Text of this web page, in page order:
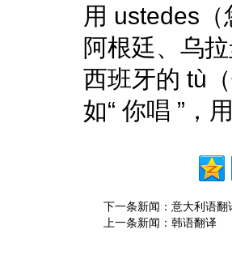
用 ustedes
阿根廷、乌
西班牙的 tù
如“ 你唱 ”，
下一条新闻： 意大利语翻
上一条新闻： 韩语翻译